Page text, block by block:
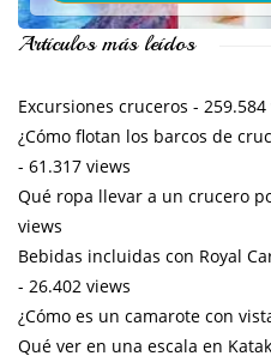
Artículos más leídos
Excursiones cruceros - 259.584
¿Cómo flotan los barcos de
- 61.317 views
Qué ropa llevar a un crucero
views
Bebidas incluidas con Royal
- 26.402 views
¿Cómo es un camarote con
Qué ver en una escala en